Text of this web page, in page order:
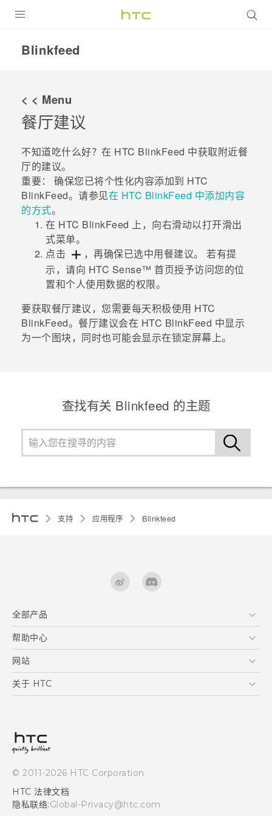
VIVERSE
支持帮助
在线客服
Blinkfeed
< < Menu
餐厅建议
不知道吃什么好？在 HTC BlinkFeed 中获取附近餐
厅的建议。
重要：
确保您已将个性化内容添加到 HTC
BlinkFeed。请参见在 HTC BlinkFeed 中添加内容
的方式。
在 HTC BlinkFeed 上，向右滑动以打开滑出
式菜单。
点击
，再确保已选中用餐建议。 若有提
示，请向 HTC Sense™ 首页授予访问您的位
置和个人使用数据的权限。
要获取餐厅建议，您需要每天积极使用 HTC
BlinkFeed。餐厅建议会在 HTC BlinkFeed 中显示
为一个图块，同时也可能会显示在锁定屏幕上。
查找有关 Blinkfeed 的主题
支持 应用程序 Blinkfeed
全部产品
区块链智能手机
VIVE
帮助中心
在线客服
支援与服务
产品保固说明
网站
HTC Dev
关于 HTC
投资人
产品安全
加入HTC
© 2011-2026 HTC Corporation
HTC 法律文档
隐私联络:Global-Privacy@htc.com